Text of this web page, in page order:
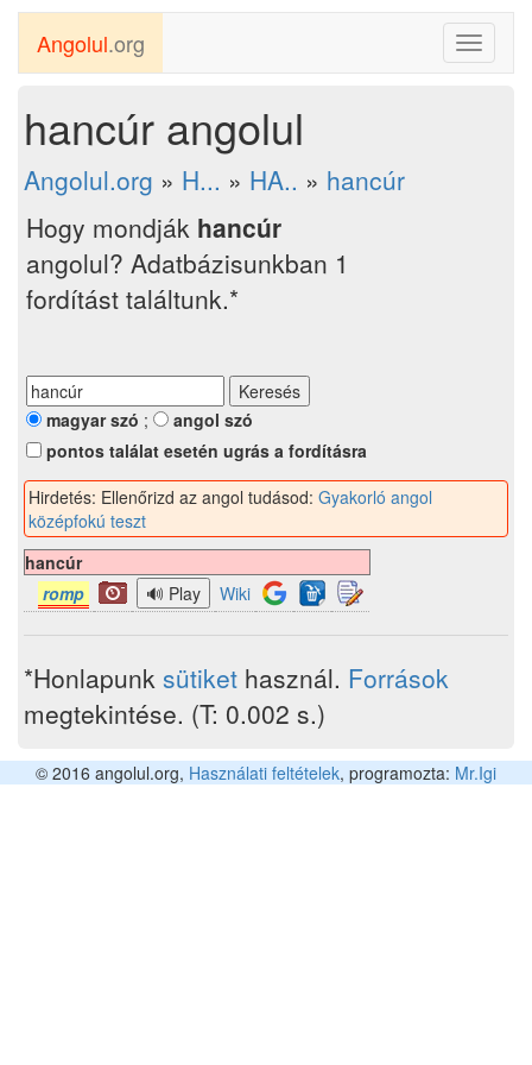
Toggle
Angolul.org
hancúr angolul
Angolul.org » H... » HA.. » hancúr
Hogy mondják hancúr
angolul? Adatbázisunkban 1
fordítást találtunk.*
magyar szó ;
angol szó
pontos találat esetén ugrás a fordításra
Hirdetés: Ellenőrizd az angol tudásod: Gyakorló angol
középfokú teszt
hancúr
romp
Wiki
*Honlapunk sütiket használ. Források
megtekintése. (T: 0.002 s.)
© 2016 angolul.org, Használati feltételek, programozta: Mr.Igi